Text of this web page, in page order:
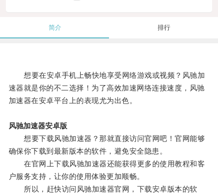
简介 排行
想要在安卓手机上畅快地享受网络游戏或视频？风驰加
速器就是你的不二选择！为了高效加速网络连接速度，风驰
加速器在安卓平台上的表现尤为出色。
风驰加速器安卓版
想要下载风驰加速器？那就直接访问官网吧！官网能够
确保你下载到最新版本的软件，避免安全隐患。
在官网上下载风驰加速器还能获得更多的使用教程和客
户服务支持，让你的使用体验更加顺畅。
所以，赶快访问风驰加速器官网，下载安卓版本的软